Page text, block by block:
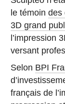
le témoindes
3D grand
l’impression
versant
Selon BPI
français de